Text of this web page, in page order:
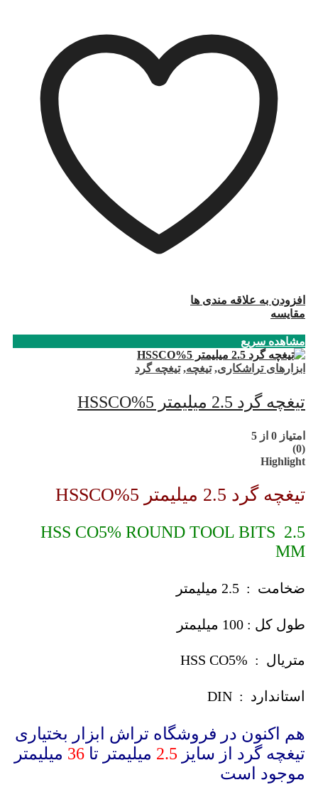
افزودن به علاقه مندی ها
مقایسه
مشاهده سریع
ابزارهای تراشکاری,تیغچه,تیغچه گرد
تیغچه گرد 2.5 میلیمتر 5%HSSCO
امتیاز 0 از 5
(0)
Highlight
تیغچه گرد 2.5 میلیمتر 5%HSSCO
HSS CO5% ROUND TOOL BITS 2.5
MM
ضخامت : 2.5 میلیمتر
طول کل : 100 میلیمتر
متریال : HSS CO5%
استاندارد : DIN
هم اکنون در فروشگاه تراش ابزار بختیاری
تیغچه گرد از سایز 2.5 میلیمتر تا 36 میلیمتر
موجود است